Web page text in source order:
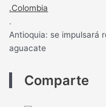
.Colombia
.
Antioquia: se impulsará
aguacate
Comparte